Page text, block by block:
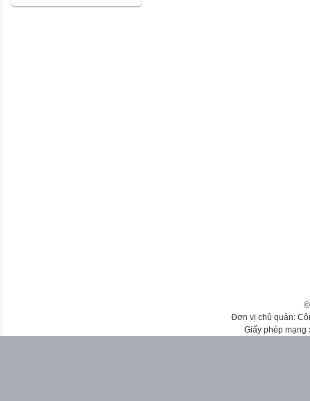
Đơn vị chủ quản:
Giấy phép mạng